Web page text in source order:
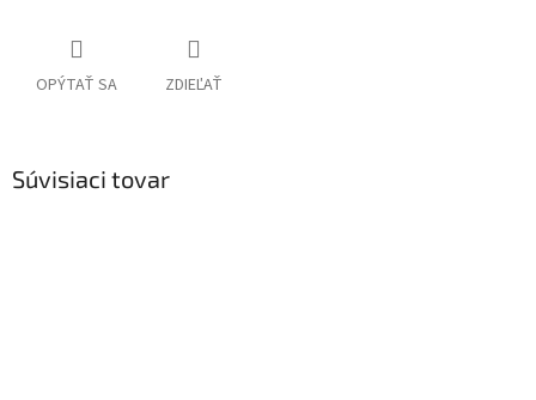
OPÝTAŤ SA ZDIEĽAŤ
Súvisiaci tovar